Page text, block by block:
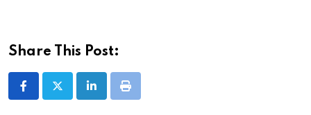
Share This Post:
LinkedInPrint